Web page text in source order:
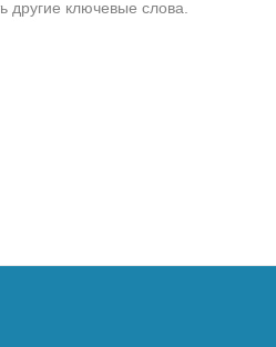
другие ключевые слова.